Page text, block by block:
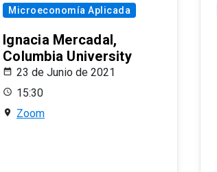
Microeconomía Aplicada
Ignacia Mercadal,
Columbia University
23 de Junio de 2021
15:30
Zoom